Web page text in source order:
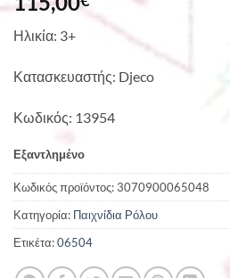
Ηλικία: 3+
Κατασκευαστής: Djeco
Κωδικός: 13954
Εξαντλημένο
Κωδικός προϊόντος:3070900065048
Κατηγορία: Παιχνίδια Ρόλου
Ετικέτα:06504